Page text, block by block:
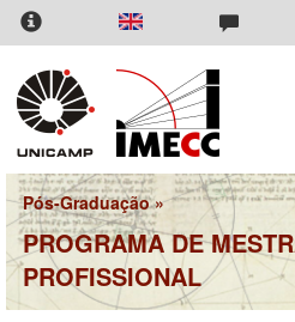
Pular
para
conteúdo
principal
Pós-Graduação»
PROGRAMA DE
PROFISSIONAL